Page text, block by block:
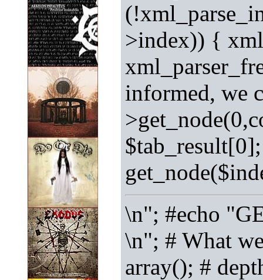
>index)) {
informed, we
\n"; #echo
\n"; # What
array(); #